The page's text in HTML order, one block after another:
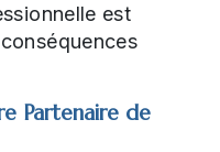
est
Partenaire de